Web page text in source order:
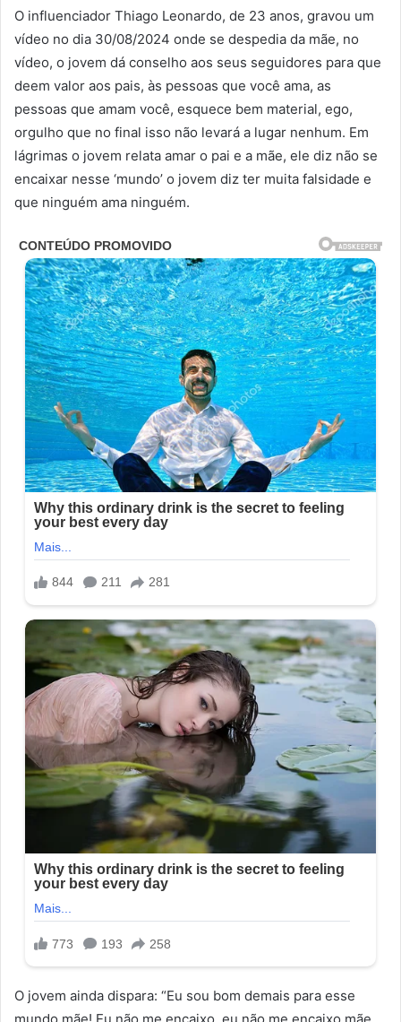
O influenciador Thiago Leonardo, de 23 anos, gravou um
vídeo no dia 30/08/2024 onde se despedia da mãe, no
vídeo, o jovem dá conselho aos seus seguidores para que
deem valor aos pais, às pessoas que você ama, as
pessoas que amam você, esquece bem material, ego,
orgulho que no final isso não levará a lugar nenhum. Em
lágrimas o jovem relata amar o pai e a mãe, ele diz não se
encaixar nesse ‘mundo’ o jovem diz ter muita falsidade e
que ninguém ama ninguém.
O jovem ainda dispara: “Eu sou bom demais para esse